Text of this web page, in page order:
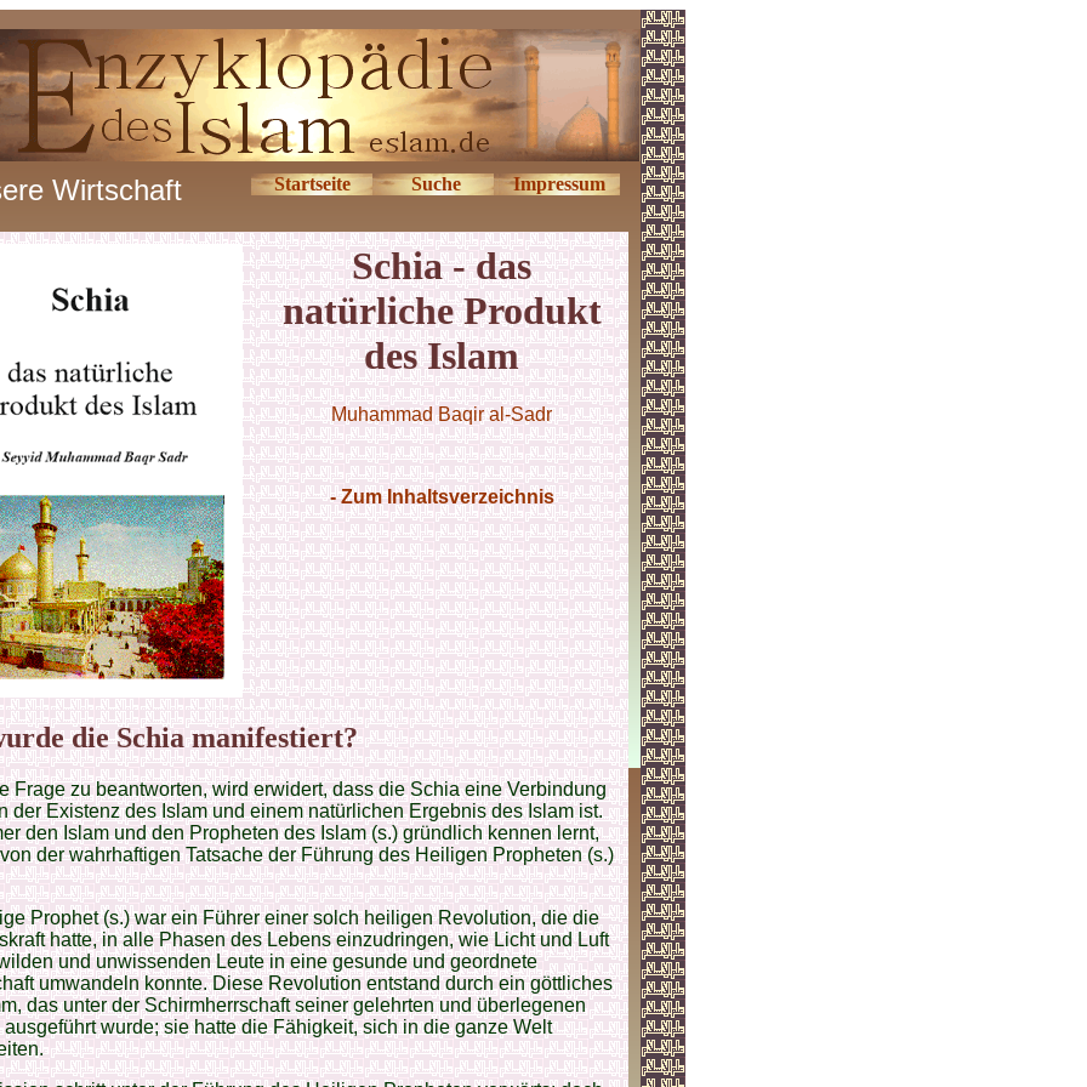
Wirtschaft Startseite Suche Impressum
Schia - das
natürliche Produkt
des Islam
Muhammad Baqir al-Sadr
- Zum Inhaltsverzeichnis
die Schia manifestiert?
Frage zu beantworten, wird erwidert, dass die Schia eine Verbindung
der Existenz des Islam und einem natürlichen Ergebnis des Islam ist.
den Islam und den Propheten des Islam (s.) gründlich kennen lernt,
der wahrhaftigen Tatsache der Führung des Heiligen Propheten (s.)
Prophet (s.) war ein Führer einer solch heiligen Revolution, die die
hatte, in alle Phasen des Lebens einzudringen, wie Licht und Luft
und unwissenden Leute in eine gesunde und geordnete
umwandeln konnte. Diese Revolution entstand durch ein göttliches
das unter der Schirmherrschaft seiner gelehrten und überlegenen
wurde; sie hatte die Fähigkeit, sich in die ganze Welt